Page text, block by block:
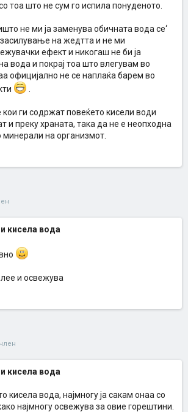
тоа што не сум го испила понуденото.
не ми ја заменува обичната вода се‘
на жедтта и не ми
ефект и никогаш не би ја
вода и покрај тоа што влегувам во
официјално не се наплаќа барем во
ги содржат повеќето кисели води
и преку храната, така да не е неопходна
минерали на организмот.
кисела вода
и освежува
кисела вода
кисела вода, најмногу ја сакам онаа со
најмногу освежува за овие горештини.